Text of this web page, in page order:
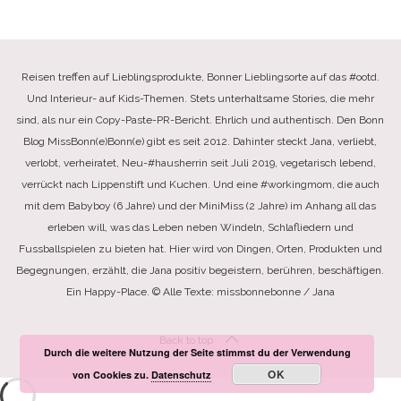
Reisen treffen auf Lieblingsprodukte, Bonner Lieblingsorte auf das #ootd.
Und Interieur- auf Kids-Themen. Stets unterhaltsame Stories, die mehr
sind, als nur ein Copy-Paste-PR-Bericht. Ehrlich und authentisch. Den Bonn
Blog MissBonn(e)Bonn(e) gibt es seit 2012. Dahinter steckt Jana, verliebt,
verlobt, verheiratet, Neu-#hausherrin seit Juli 2019, vegetarisch lebend,
verrückt nach Lippenstift und Kuchen. Und eine #workingmom, die auch
mit dem Babyboy (6 Jahre) und der MiniMiss (2 Jahre) im Anhang all das
erleben will, was das Leben neben Windeln, Schlafliedern und
Fussballspielen zu bieten hat. Hier wird von Dingen, Orten, Produkten und
Begegnungen, erzählt, die Jana positiv begeistern, berühren, beschäftigen.
Ein Happy-Place. © Alle Texte: missbonnebonne / Jana
Back to top
Durch die weitere Nutzung der Seite stimmst du der Verwendung
von Cookies zu.Datenschutz OK